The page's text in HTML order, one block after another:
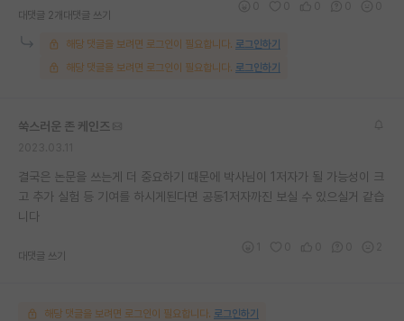
대댓글 2개 대댓글 쓰기
해당 댓글을 보려면 로그인이 필요합니다. 로그인하기
해당 댓글을 보려면 로그인이 필요합니다. 로그인하기
쑥스러운 존 케인즈
결국은 논문을 쓰는게 더 중요하기 때문에 박사님이 1저자가 될 가능성이 크
고 추가 실험 등 기여를 하시게된다면 공동1저자까진 보실 수 있으실거 같습
니다
대댓글 쓰기
해당 댓글을 보려면 로그인이 필요합니다. 로그인하기